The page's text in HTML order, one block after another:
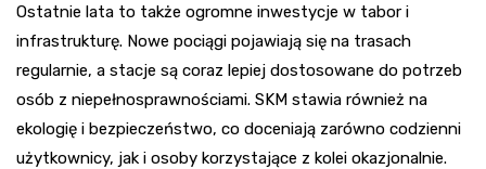
Ostatnie lata to także ogromne inwestycje w tabor i
infrastrukturę. Nowe pociągi pojawiają się na trasach
regularnie, a stacje są coraz lepiej dostosowane do potrzeb
osób z niepełnosprawnościami. SKM stawia również na
ekologię i bezpieczeństwo, co doceniają zarówno codzienni
użytkownicy, jak i osoby korzystające z kolei okazjonalnie.